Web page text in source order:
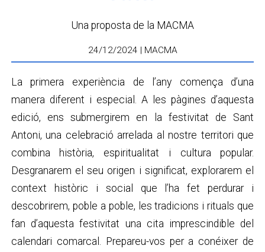
Una proposta de la MACMA
24/12/2024 | MACMA
La primera experiència de l’any comença d’una
manera diferent i especial. A les pàgines d’aquesta
edició, ens submergirem en la festivitat de Sant
Antoni, una celebració arrelada al nostre territori que
combina història, espiritualitat i cultura popular.
Desgranarem el seu origen i significat, explorarem el
context històric i social que l’ha fet perdurar i
descobrirem, poble a poble, les tradicions i rituals que
fan d’aquesta festivitat una cita imprescindible del
calendari comarcal. Prepareu-vos per a conéixer de